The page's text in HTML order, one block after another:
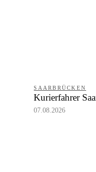
SAARBRÜCKEN
Kurierfahrer
07.08.2026